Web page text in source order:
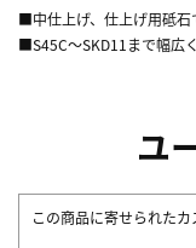
■中仕上げ、仕上げ用砥石
■S45C～SKD11まで幅広
ユ
この商品に寄せられたカ